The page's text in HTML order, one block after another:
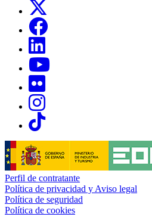
Links, Opens in this window
Links, Opens in this window
Links, Opens in this window
Links, Opens in this window
Links, Opens in this window
Perfil de contratante
Política de privacidad y Aviso legal
Política de seguridad
Política de cookies